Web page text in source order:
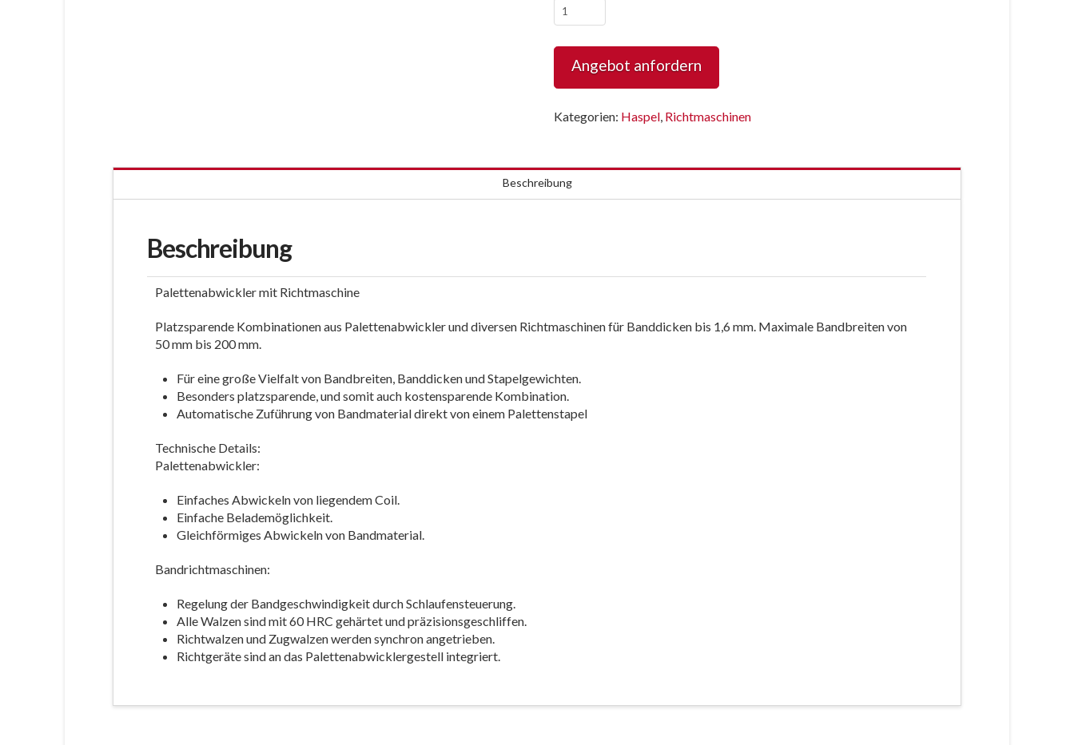
Palettenabwickler
mit
Richtmaschine
25x9/38x9
Menge
Angebot anfordern
Kategorien: Haspel Richtmaschinen
Beschreibung
Beschreibung
Palettenabwickler mit Richtmaschine
Platzsparende Kombinationen aus Palettenabwickler und diversen Richtmaschinen für Banddicken bis 1,6 mm. Maximale Bandbreiten von
50 mm bis 200 mm.
Für eine große Vielfalt von Bandbreiten, Banddicken und Stapelgewichten.
Besonders platzsparende, und somit auch kostensparende Kombination.
Automatische Zuführung von Bandmaterial direkt von einem Palettenstapel
Technische Details:
Palettenabwickler:
Einfaches Abwickeln von liegendem Coil.
Einfache Belademöglichkeit.
Gleichförmiges Abwickeln von Bandmaterial.
Bandrichtmaschinen:
Regelung der Bandgeschwindigkeit durch Schlaufensteuerung.
Alle Walzen sind mit 60 HRC gehärtet und präzisionsgeschliffen.
Richtwalzen und Zugwalzen werden synchron angetrieben.
Richtgeräte sind an das Palettenabwicklergestell integriert.